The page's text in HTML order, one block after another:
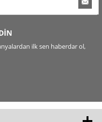
ilk sen haberdar ol,